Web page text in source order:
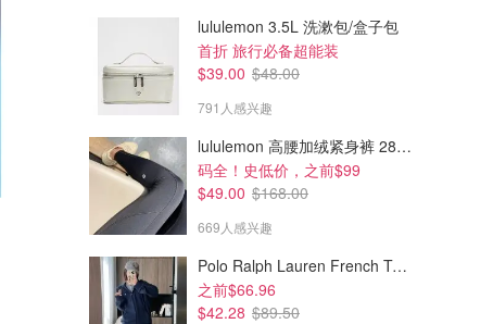
$79.00
Swarovski 小号镶钻耳圈
$69.00
Swarovski Swarovski Louison
白色珍珠耳钉
Swarovski
lululemon 3.5L 洗漱包/盒子包
首折 旅行必备超能装
$39.00 $48.00
791人感兴趣
lululemon 高腰加绒紧身裤 28"≈71cm 5个口袋
码全！史低价，之前$99
$49.00 $168.00
669人感兴趣
Polo Ralph Lauren French Terry 女童连帽卫衣 7-16码
之前$66.96
$42.28 $89.50